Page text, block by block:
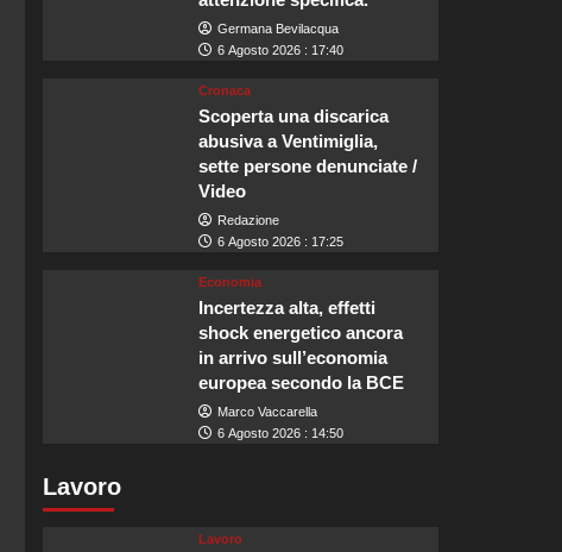
Germana Bevilacqua
6 Agosto 2026 : 17:40
Cronaca
Scoperta una discarica
abusiva a Ventimiglia,
sette persone denunciate /
Video
Redazione
6 Agosto 2026 : 17:25
Economia
Incertezza alta, effetti
shock energetico ancora
in arrivo sull’economia
europea secondo la BCE
Marco Vaccarella
6 Agosto 2026 : 14:50
Lavoro
Lavoro